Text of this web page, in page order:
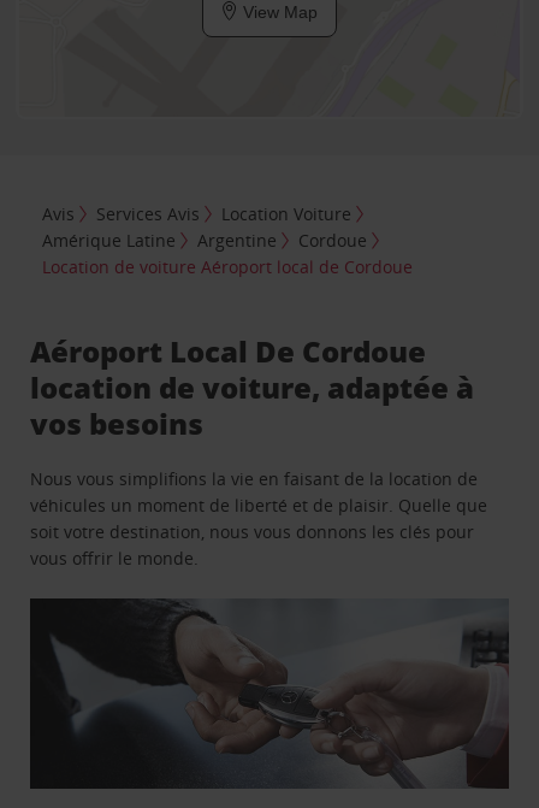
View Map
Avis Services Avis
Location Voiture
Amérique Latine
Argentine
Cordoue
Location de voiture Aéroport local de Cordoue
Aéroport Local De Cordoue
location de voiture, adaptée à
vos besoins
Nous vous simplifions la vie en faisant de la location de
véhicules un moment de liberté et de plaisir. Quelle que
soit votre destination, nous vous donnons les clés pour
vous offrir le monde.